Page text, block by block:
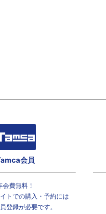
会員
会費無料！
トでの購入・予約には
登録が必要です。